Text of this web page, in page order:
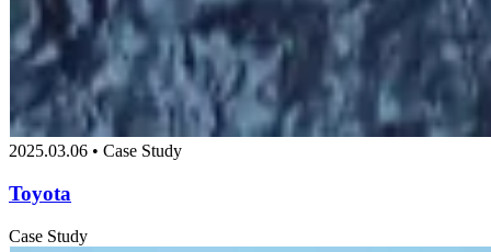
2025.03.06 • Case Study
Toyota
Case Study